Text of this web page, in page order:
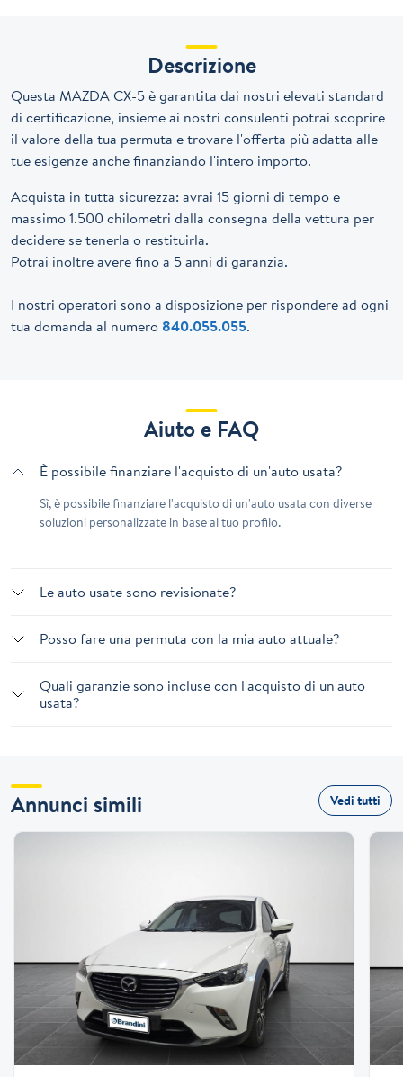
Descrizione
Questa MAZDA CX-5 è garantita dai nostri elevati standard
di certificazione, insieme ai nostri consulenti potrai scoprire
il valore della tua permuta e trovare l'offerta più adatta alle
tue esigenze anche finanziando l'intero importo.
Acquista in tutta sicurezza: avrai 15 giorni di tempo e
massimo 1.500 chilometri dalla consegna della vettura per
decidere se tenerla o restituirla.
Potrai inoltre avere fino a 5 anni di garanzia.
I nostri operatori sono a disposizione per rispondere ad ogni
tua domanda al numero 840.055.055.
Aiuto e FAQ
È possibile finanziare l'acquisto di un'auto usata?
Sì, è possibile finanziare l'acquisto di un'auto usata con diverse
soluzioni personalizzate in base al tuo profilo.
Le auto usate sono revisionate?
Posso fare una permuta con la mia auto attuale?
Quali garanzie sono incluse con l'acquisto di un'auto
usata?
Annunci simili Vedi tutti